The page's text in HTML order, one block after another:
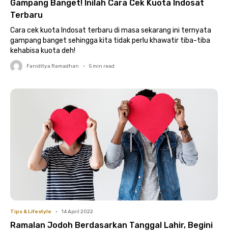
Gampang Banget! Inilah Cara Cek Kuota Indosat
Terbaru
Cara cek kuota Indosat terbaru di masa sekarang ini ternyata
gampang banget sehingga kita tidak perlu khawatir tiba-tiba
kehabisa kuota deh!
Faniditya Ramadhan • 5 min read
Tips & Lifestyle • 14 April 2022
Ramalan Jodoh Berdasarkan Tanggal Lahir, Begini